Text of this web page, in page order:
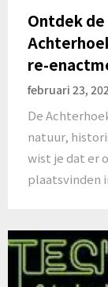
Ontdek
re-
februari 23,
De
natuur,
wist je dat er
plaatsvinden